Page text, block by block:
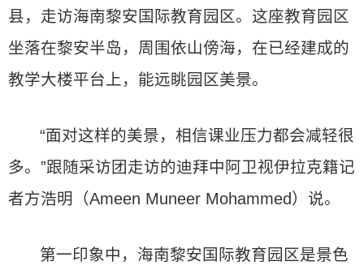
县，走访海南黎安国际教育园区。这座教育园区
坐落在黎安半岛，周围依山傍海，在已经建成的
教学大楼平台上，能远眺园区美景。
“面对这样的美景，相信课业压力都会减轻很
多。”跟随采访团走访的迪拜中阿卫视伊拉克籍记
者方浩明（Ameen Muneer Mohammed）说。
第一印象中，海南黎安国际教育园区是景色